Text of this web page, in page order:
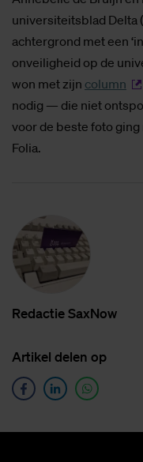
universiteitsblad Delta
achtergrond met een
onveiligheid op de
won met zijn column
nodig — die niet
voor de beste foto ging
Folia.
Re­dac­tie SaxNow
Ar­ti­kel de­len op